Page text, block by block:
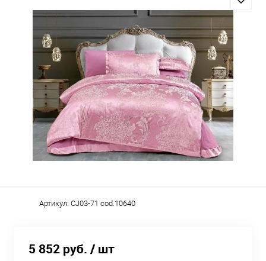
Артикул: CJ03-71 cod.10640
5 852 руб. / шт